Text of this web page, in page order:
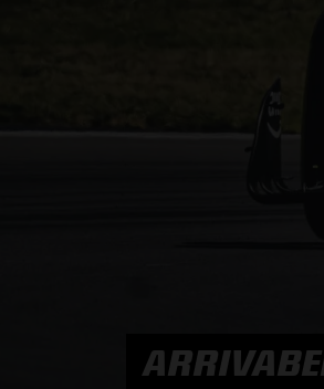
HOE TE BELUISTEREN?